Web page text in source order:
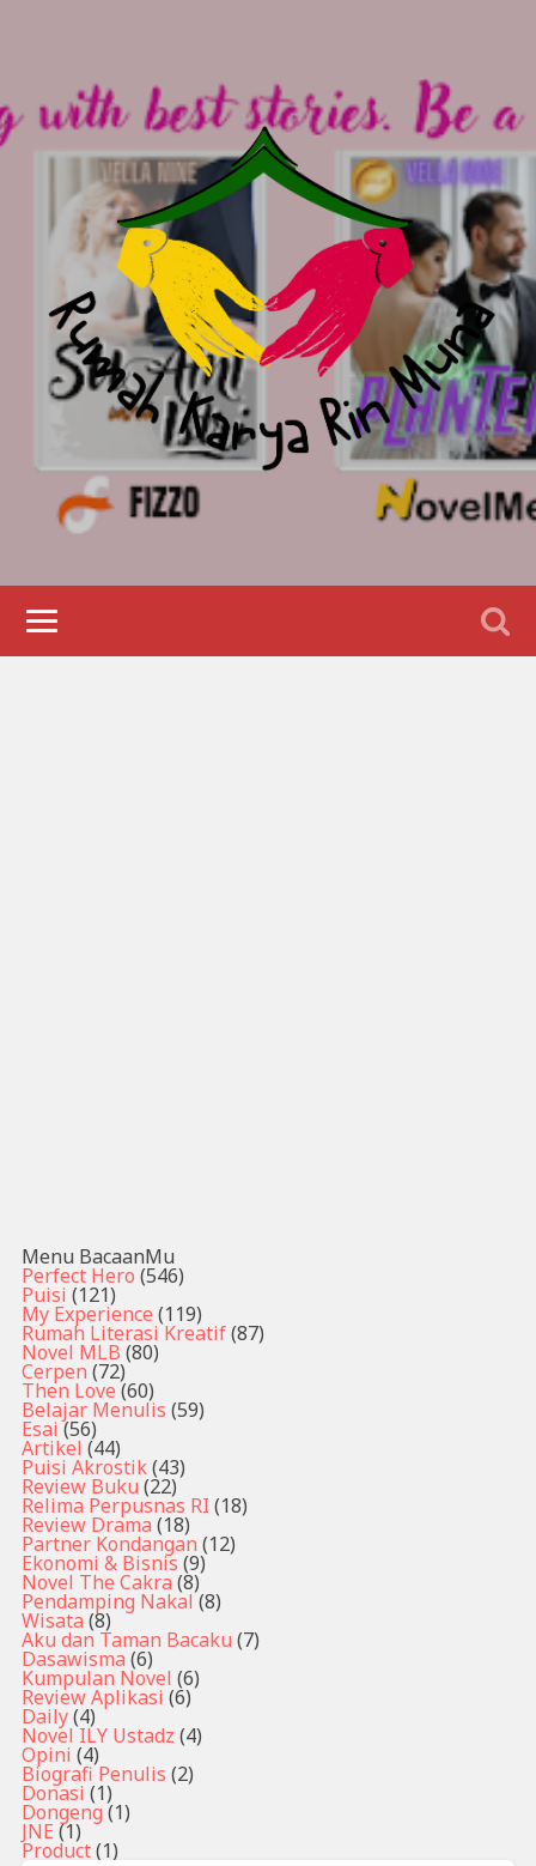
Menu BacaanMu
Perfect Hero (546)
Puisi (121)
My Experience (119)
Rumah Literasi Kreatif(87)
Novel MLB (80)
Cerpen (72)
Then Love (60)
Belajar Menulis (59)
Esai (56)
Artikel (44)
Puisi Akrostik(43)
Review Buku (22)
Relima Perpusnas RI (18)
Review Drama (18)
Partner Kondangan (12)
Ekonomi & Bisnis (9)
Novel The Cakra (8)
Pendamping Nakal (8)
Wisata (8)
Aku dan Taman Bacaku (7)
Dasawisma (6)
Kumpulan Novel (6)
Review Aplikasi (6)
Daily(4)
Novel ILY Ustadz (4)
Opini (4)
Biografi Penulis (2)
Donasi (1)
Dongeng (1)
JNE (1)
Product(1)